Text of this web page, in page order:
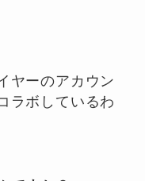
ヤーのアカウン
ラボしているわ